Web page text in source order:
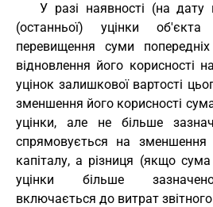
У разі наявності (на дату
(останньої) уцінки об'єкта
перевищення суми
відновлення його корисності
уцінок залишкової вартості
зменшення його корисності
уцінки, але не більше
спрямовується на зменшення
капіталу, а різниця (якщо сума
уцінки більше
включається до витрат звітного